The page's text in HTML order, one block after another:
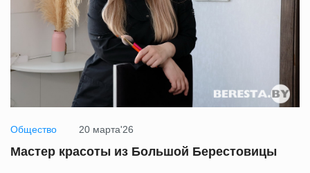
Общество 20 марта'26
Мастер красоты из Большой Берестовицы